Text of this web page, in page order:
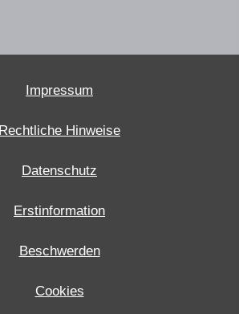
Impressum
Rechtliche Hinweise
Datenschutz
Erstinformation
Beschwerden
Cookies